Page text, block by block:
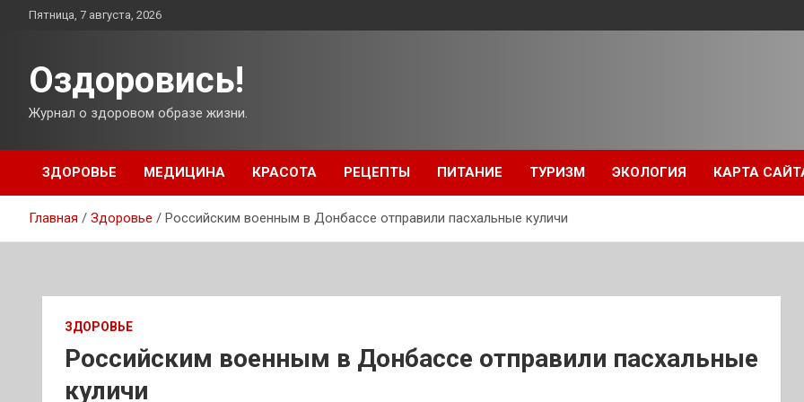
ПерейтиПятница, 7 августа, 2026
Оздоровись!
Журнал о здоровом образе жизни.
ЗДОРОВЬЕ МЕДИЦИНА КРАСОТА РЕЦЕПТЫ ПИТАНИЕ ТУРИЗМ ЭКОЛОГИЯ КАРТА
Главная Здоровье Российским военным в Донбассе отправили пасхальные куличи
ЗДОРОВЬЕ
Российским военным в Донбассе отправили пасхальные
куличи